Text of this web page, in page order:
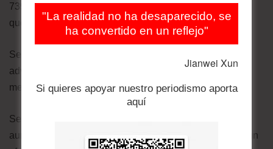
739 toneladas de cocaína colombiana, más que las 659
que se incautaron en 2022 y las 669 de 2021.
Sergio Saffon, investigador senior de Insight Crime,
advierte sin embargo que “las incautaciones son una
medida un poco engañosa”.
Según él y otros expertos, es imposible estimar si el
aumento en las incautaciones realmente está teniendo un
"La realidad no ha desaparecido, se
ha convertido en un reflejo"
Jianwei Xun
Si quieres apoyar nuestro periodismo aporta
aquí